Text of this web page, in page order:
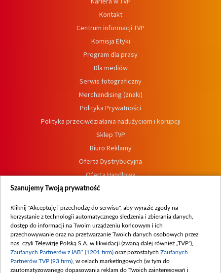
Kontakt
Centrum informacji TVP
Komisja Etyki
Program dla prasy
Dla mediów
Serwis fotograficzny
Merchandising (znaki)
Polityka Prywatności
Polityka przeciwdziałania nadużyciom i korupcji
Sklep TVP
Biuro Reklamy
Oferta Dystrybucyjna
Oferta Handlowa
Dostępność
Procedura zgłoszeń wewnętrznych
Szanujemy Twoją prywatność
Kliknij "Akceptuję i przechodzę do serwisu", aby wyrazić zgody na
korzystanie z technologii automatycznego śledzenia i zbierania danych,
dostęp do informacji na Twoim urządzeniu końcowym i ich
przechowywanie oraz na przetwarzanie Twoich danych osobowych przez
nas, czyli Telewizję Polską S.A. w likwidacji (zwaną dalej również „TVP”),
Zaufanych Partnerów z IAB* (1201 firm) oraz pozostałych Zaufanych
Partnerów TVP (93 firm) , w celach marketingowych (w tym do
zautomatyzowanego dopasowania reklam do Twoich zainteresowań i